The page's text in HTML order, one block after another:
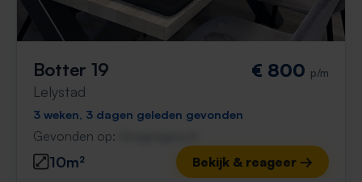
Botter 19
Lelystad
€ 800 p/m
3 weken, 3 dagen geleden gevonden
Gevonden op:
10m² Bekijk & reageer →